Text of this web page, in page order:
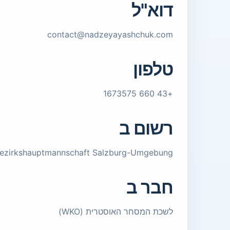
דוא"ל
contact@nadzeyayashchuk.com
טלפון
+43 660 1673575
רשום ב
Salzburg-Umgebung
חבר ב
לשכת המסחר האוסטרית (WKO)